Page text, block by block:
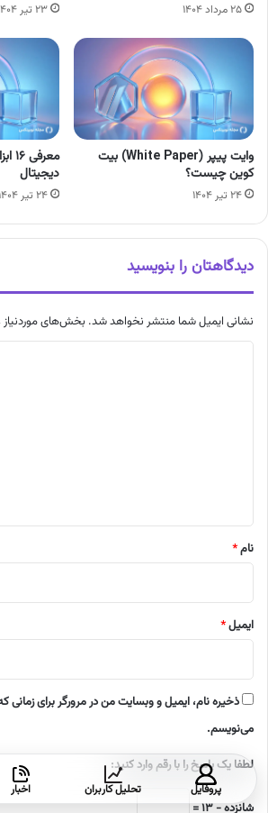
۲۵ مرداد ۱۴۰۴ ۲۳ تیر ۱۴۰۴
وایت پیپر (White Paper) بیت
کوین چیست؟
۲۴ تیر ۱۴۰۴
دیجیتال
۲۴ تیر ۱۴۰۴
دیدگاهتان را بنویسید
نشانی ایمیل شما منتشر نخواهد شد. بخش‌های
نام*
ایمیل*
ذخیره نام، ایمیل و وبسایت من در مرورگر برای زمانی
می‌نویسم.
لطفا یک پاسخ را با رقم وارد کنید:
شانزده − 13 =
پروفایل تحلیل کاربران اخبار